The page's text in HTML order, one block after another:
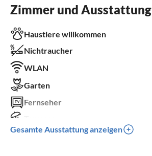
Zimmer und Ausstattung
Haustiere willkommen
Nichtraucher
WLAN
Garten
Fernseher
Spülmaschine
Gesamte Ausstattung anzeigen